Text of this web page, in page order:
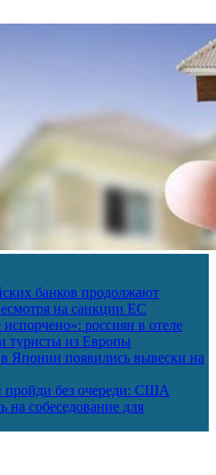
банков продолжают
на санкции ЕС
россиян в отеле
туристы из Европы
Японии появились вывески на
пройди без очереди: США
на собеседование для